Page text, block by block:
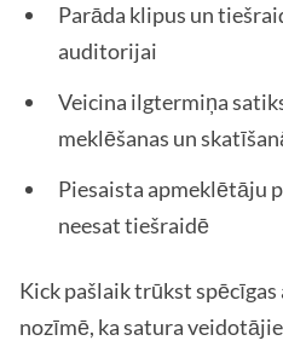
Parāda klipus un
auditorijai
Veicina ilgtermiņa
meklēšanas un
Piesaista apmeklētāju
neesat tiešraidē
Kick pašlaik trūkst
nozīmē, ka satura